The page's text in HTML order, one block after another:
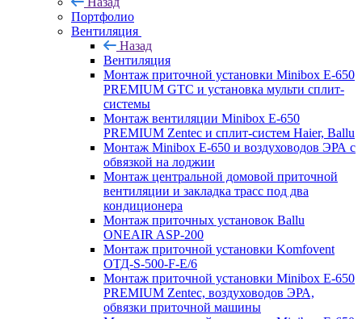
Портфолио
Вентиляция
Назад
Вентиляция
Монтаж приточной установки Minibox E-650
PREMIUM GTC и установка мульти сплит-
системы
Монтаж вентиляции Minibox E-650
PREMIUM Zentec и сплит-систем Haier, Ballu
Монтаж Minibox E-650 и воздуховодов ЭРА с
обвязкой на лоджии
Монтаж центральной домовой приточной
вентиляции и закладка трасс под два
кондиционера
Монтаж приточных установок Ballu
ONEAIR ASP-200
Монтаж приточной установки Komfovent
ОТД-S-500-F-E/6
Монтаж приточной установки Minibox E-650
PREMIUM Zentec, воздуховодов ЭРА,
обвязки приточной машины